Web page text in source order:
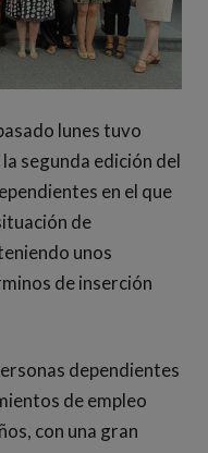
lunes tuvo
segunda edición del
en el que
de
unos
de inserción
dependientes
de empleo
con una gran